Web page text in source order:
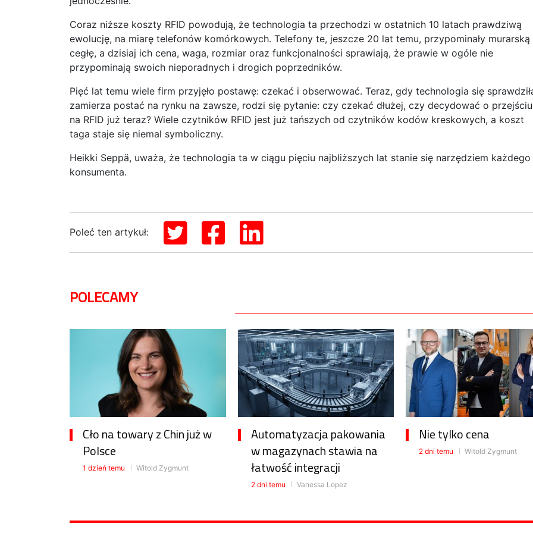
Coraz niższe koszty RFID powodują, że technologia ta przechodzi w ostatnich 10 latach prawdziwą
ewolucję, na miarę telefonów komórkowych. Telefony te, jeszcze 20 lat temu, przypominały murarską
cegłę, a dzisiaj ich cena, waga, rozmiar oraz funkcjonalności sprawiają, że prawie w ogóle nie
przypominają swoich nieporadnych i drogich poprzedników.
Pięć lat temu wiele firm przyjęło postawę: czekać i obserwować. Teraz, gdy technologia się
zamierza postać na rynku na zawsze, rodzi się pytanie: czy czekać dłużej, czy decydować o przejściu
na RFID już teraz? Wiele czytników RFID jest już tańszych od czytników kodów kreskowych, a koszt
taga staje się niemal symboliczny.
Heikki Seppä, uważa, że technologia ta w ciągu pięciu najbliższych lat stanie się narzędziem każdego
konsumenta.
Poleć ten artykuł:
POLECAMY
Cło na towary z Chin już w
Polsce
1 dzień temu Witold Zygmunt
Automatyzacja pakowania
w magazynach stawia na
łatwość integracji
2 dni temu Vanessa Lopez
Nie tylko cena
2 dni temu Witold Zygmunt